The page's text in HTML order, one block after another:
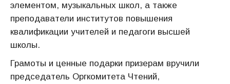
элементом, музыкальных школ, а также
преподаватели институтов повышения
квалификации учителей и педагоги высшей
школы.
Грамоты и ценные подарки призерам вручили
председатель Оргкомитета Чтений,